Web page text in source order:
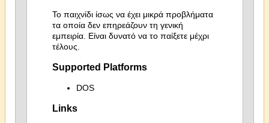
Το παιχνίδι ίσως να έχει μικρά προβλήματα
τα οποία δεν επηρεάζουν τη γενική
εμπειρία. Είναι δυνατό να το παίξετε μέχρι
τέλους.
Supported Platforms
DOS
Links